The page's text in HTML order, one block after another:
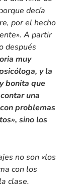
decía
por el hecho
A partir
después
muy
y la
bonita que
una
problemas
sino los
no son «los
con los
clase.